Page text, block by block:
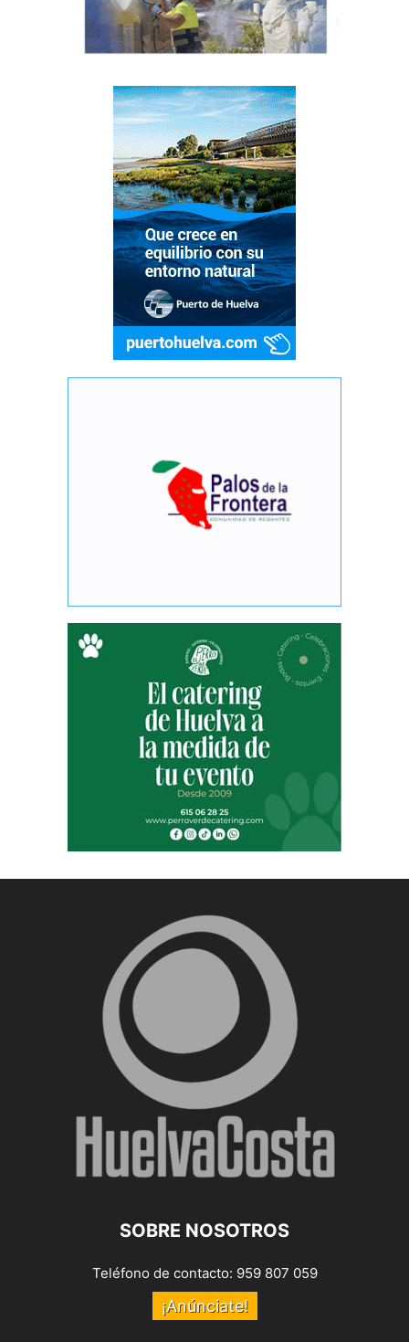
SOBRE NOSOTROS
Teléfono de contacto: 959 807 059
¡Anúnciate!